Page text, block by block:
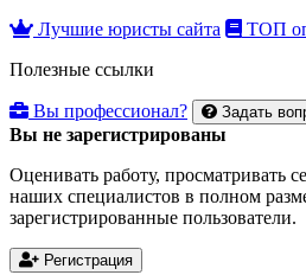
Лучшие юристы сайта
ТОП
Полезные ссылки
Вы профессионал? Задать
Вы не зарегистрированы
Оценивать работу, просматривать
наших специалистов в полном
зарегистрированные пользователи.
Регистрация